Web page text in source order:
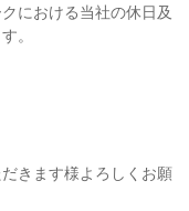
における当社の休日及
。
きます様よろしくお願